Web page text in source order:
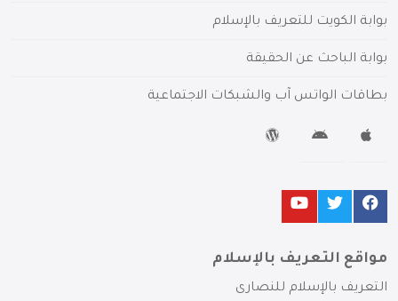
بوابة الكويت للتعريف بالإسلام
بوابة الباحث عن الحقيقة
بطاقات الواتس آب والشبكات الاجتماعية
مواقع التعريف بالإسلام
التعريف بالإسلام للنصارى